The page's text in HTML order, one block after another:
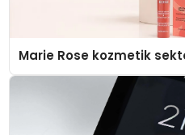
Marie Rose kozmetik